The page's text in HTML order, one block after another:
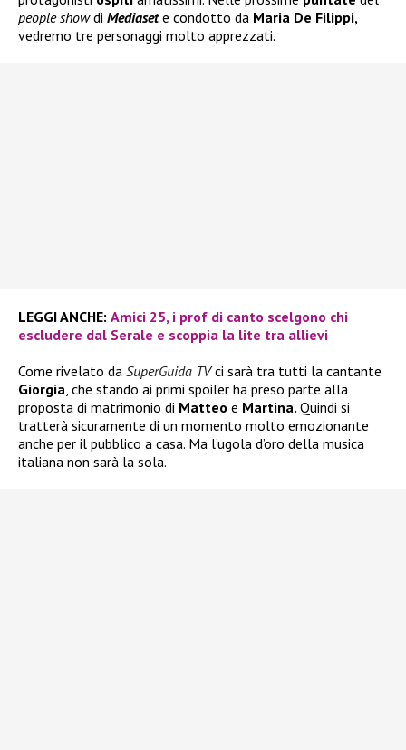
people showdi Mediasete condotto da Maria De Filippi,
vedremo tre personaggi molto apprezzati.
LEGGI ANCHE: Amici 25, i prof di canto scelgono chi
escludere dal Serale e scoppia la lite tra allievi
Come rivelato da SuperGuida TVci sarà tra tutti la cantante
Giorgia, che stando ai primi spoiler ha preso parte alla
proposta di matrimonio di Matteo e Martina. Quindi si
tratterà sicuramente di un momento molto emozionante
anche per il pubblico a casa. Ma l’ugola d’oro della musica
italiana non sarà la sola.